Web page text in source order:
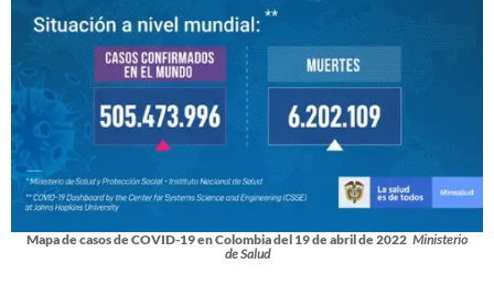
Mapa de casos de COVID-19 en Colombia del 19 de abril de 2022 Ministerio
de Salud